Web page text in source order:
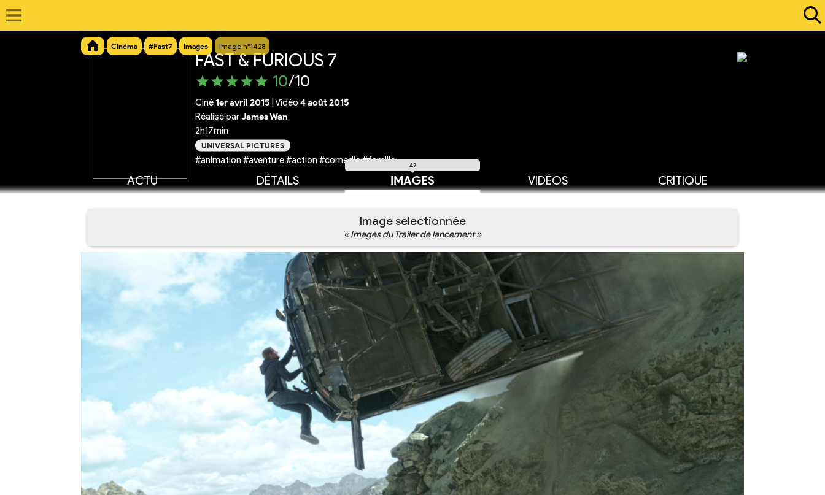
Cinéma #Fast7 Images Image n°1428
FAST & FURIOUS 7
10/10
Ciné1er avril 2015 Vidéo 4 août 2015
Réalisé parJames Wan
2h17min
UNIVERSAL PICTURES
#animation #aventure #action #comedie #famille
ACTU DÉTAILS IMAGES
42
VIDÉOS CRITIQUE
Image selectionnée
« Images du Trailer de lancement »